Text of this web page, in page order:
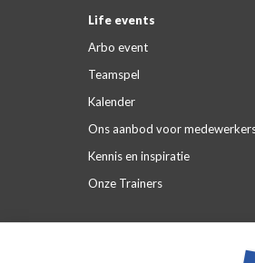
Life events
Arbo event
Teamspel
Kalender
Ons aanbod voor
Kennis en inspiratie
Onze Trainers